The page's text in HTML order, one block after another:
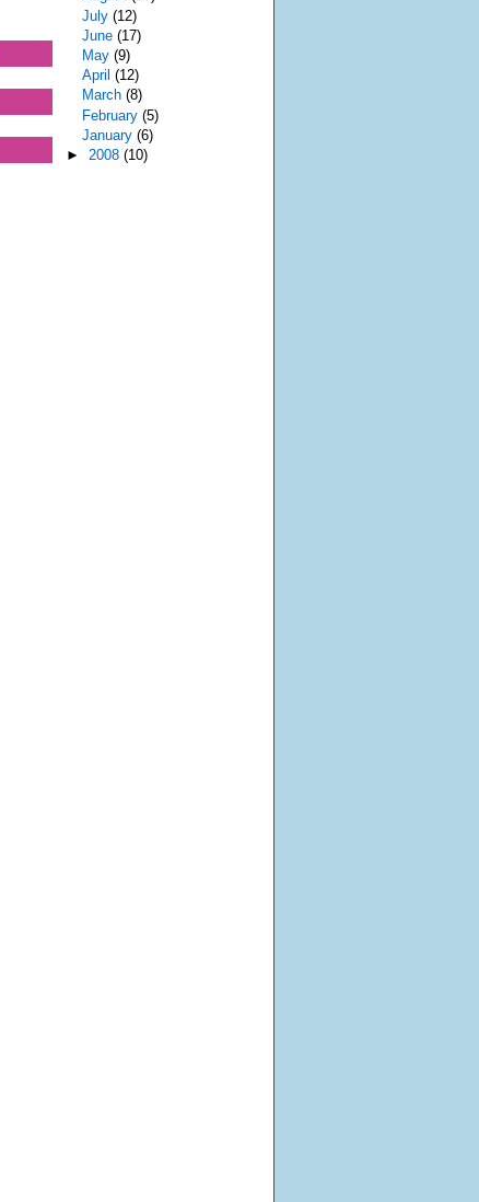
July(12)
June(17)
May(9)
April(12)
March(8)
February(5)
January(6)
► 2008(10)